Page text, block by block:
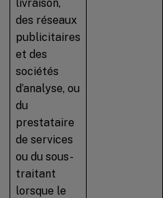
livraison,
des réseaux
publicitaires
et des
sociétés
d’analyse, ou
du
prestataire
de services
ou du sous-
traitant
lorsque le